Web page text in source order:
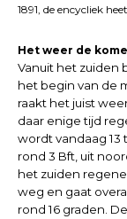
1891, de encycliek
Het weer de
Vanuit het zuiden
het begin van de
raakt het juist
daar enige tijd
wordt vandaag 13
rond 3 Bft, uit
het zuiden
weg en gaat
rond 16 graden.